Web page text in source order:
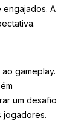
engajados. A
gameplay.
um desafio
jogadores.